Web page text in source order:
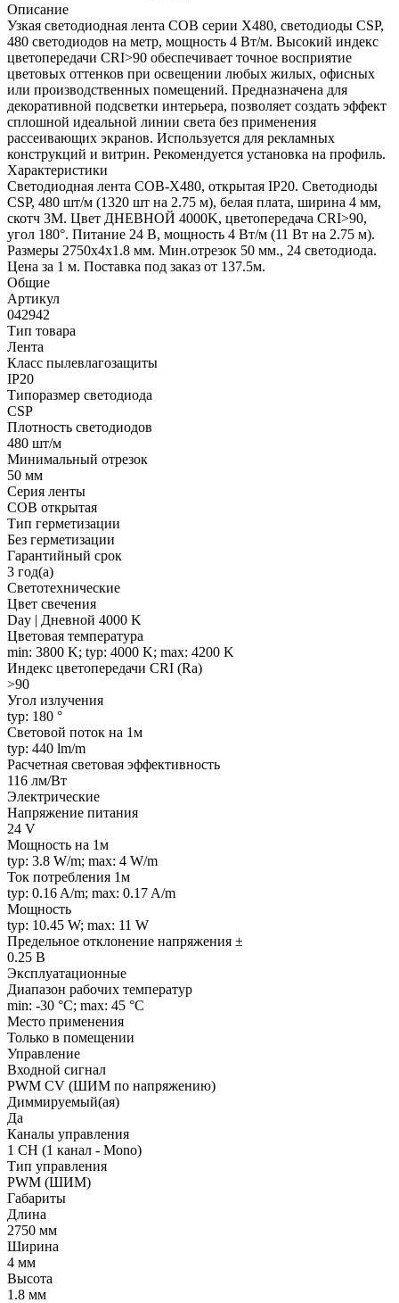
Описание
Узкая светодиодная лента COB серии X480, светодиоды CSP,
480 светодиодов на метр, мощность 4 Вт/м. Высокий индекс
цветопередачи CRI>90 обеспечивает точное восприятие
цветовых оттенков при освещении любых жилых, офисных
или производственных помещений. Предназначена для
декоративной подсветки интерьера, позволяет создать эффект
сплошной идеальной линии света без применения
рассеивающих экранов. Используется для рекламных
конструкций и витрин. Рекомендуется установка на профиль.
Характеристики
Светодиодная лента COB-X480, открытая IP20. Светодиоды
CSP, 480 шт/м (1320 шт на 2.75 м), белая плата, ширина 4 мм,
скотч 3М. Цвет ДНЕВНОЙ 4000K, цветопередача CRI>90,
угол 180°. Питание 24 В, мощность 4 Вт/м (11 Вт на 2.75 м).
Размеры 2750х4х1.8 мм. Мин.отрезок 50 мм., 24 светодиода.
Цена за 1 м. Поставка под заказ от 137.5м.
Общие
Артикул
042942
Тип товара
Лента
Класс пылевлагозащиты
IP20
Типоразмер светодиода
CSP
Плотность светодиодов
480 шт/м
Минимальный отрезок
50 мм
Серия ленты
COB открытая
Тип герметизации
Без герметизации
Гарантийный срок
3 год(а)
Светотехнические
Цвет свечения
Day | Дневной 4000 K
Цветовая температура
min: 3800 K; typ: 4000 K; max: 4200 K
Индекс цветопередачи CRI (Ra)
>90
Угол излучения
typ: 180 °
Световой поток на 1м
typ: 440 lm/m
Расчетная световая эффективность
116 лм/Вт
Электрические
Напряжение питания
24 V
Мощность на 1м
typ: 3.8 W/m; max: 4 W/m
Ток потребления 1м
typ: 0.16 A/m; max: 0.17 A/m
Мощность
typ: 10.45 W; max: 11 W
Предельное отклонение напряжения ±
0.25 В
Эксплуатационные
Диапазон рабочих температур
min: -30 °C; max: 45 °C
Место применения
Только в помещении
Управление
Входной сигнал
PWM СV (ШИМ по напряжению)
Диммируемый(ая)
Да
Каналы управления
1 CH (1 канал - Mono)
Тип управления
PWM (ШИМ)
Габариты
Длина
2750 мм
Ширина
4 мм
Высота
1.8 мм